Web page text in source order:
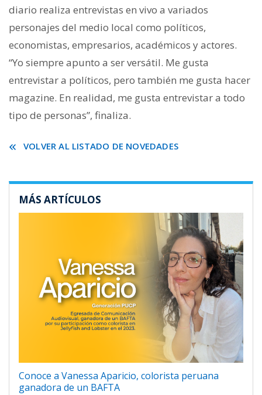
diario realiza entrevistas en vivo a variados
personajes del medio local como políticos,
economistas, empresarios, académicos y actores.
“Yo siempre apunto a ser versátil. Me gusta
entrevistar a políticos, pero también me gusta hacer
magazine. En realidad, me gusta entrevistar a todo
tipo de personas”, finaliza.
VOLVER AL LISTADO DE NOVEDADES
MÁS ARTÍCULOS
Conoce a Vanessa Aparicio, colorista peruana
ganadora de un BAFTA